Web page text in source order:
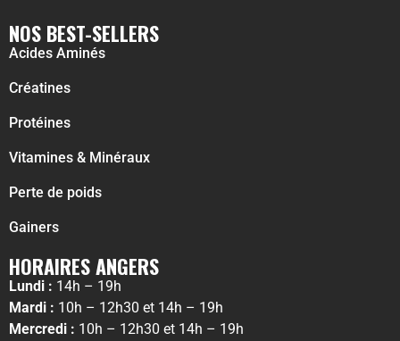
NOS BEST-SELLERS
Acides Aminés
Créatines
Protéines
Vitamines & Minéraux
Perte de poids
Gainers
HORAIRES ANGERS
Lundi : 14h – 19h
Mardi : 10h – 12h30 et 14h – 19h
Mercredi : 10h – 12h30 et 14h – 19h